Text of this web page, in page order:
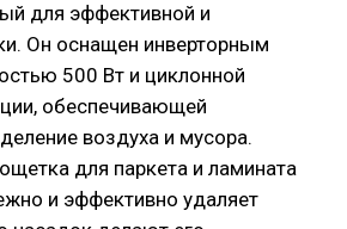
для эффективной и
Он оснащен инверторным
500 Вт и циклонной
обеспечивающей
воздуха и мусора.
для паркета и ламината
и эффективно удаляет